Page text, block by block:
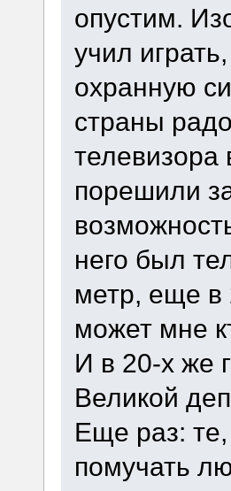
опустим.
учил
охранную
страны
порешили
него был
метр, еще в
может мне
И в 20-х же
Великой
Еще раз:
помучать